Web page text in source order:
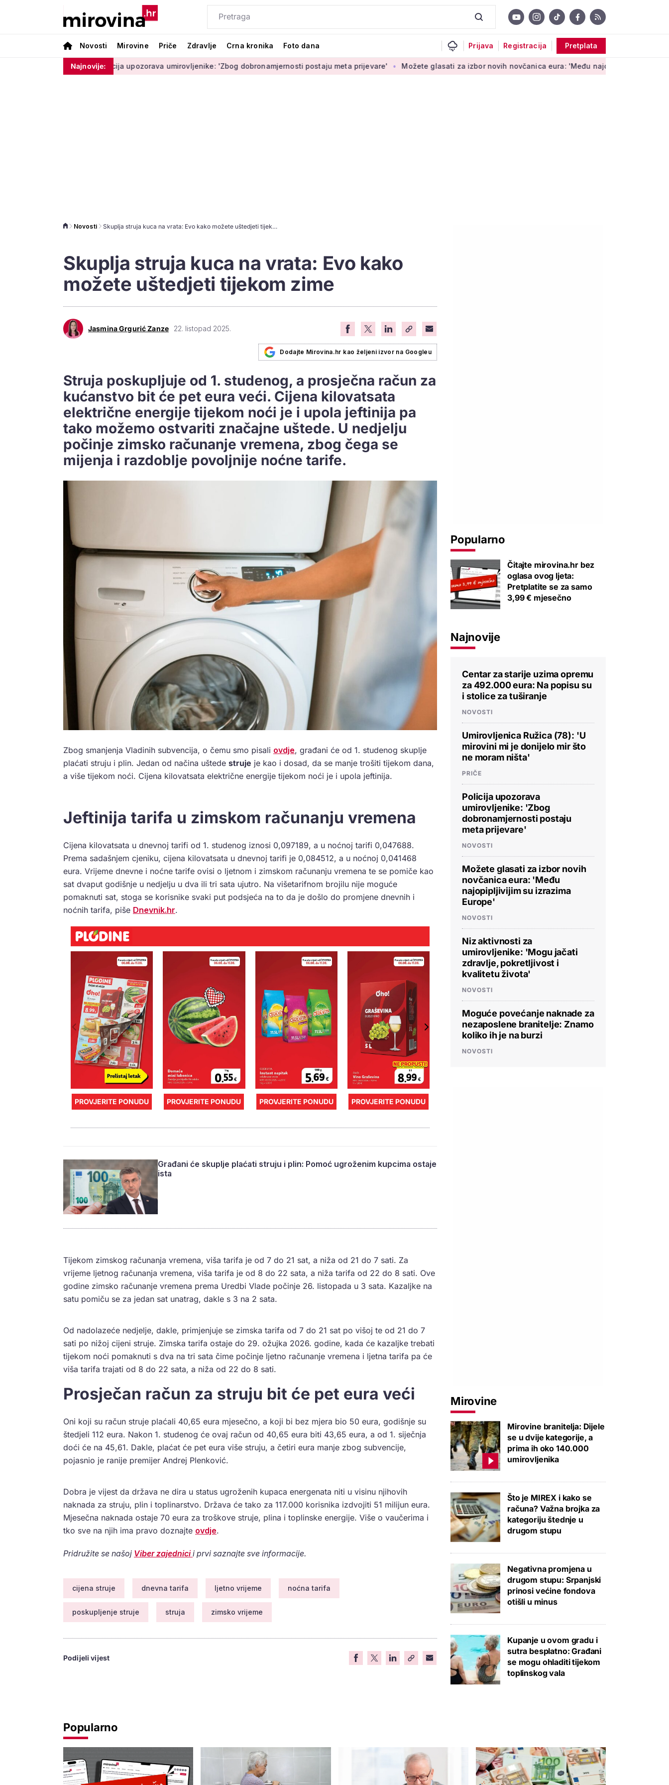
Novosti Mirovine Priče Zdravlje Crna kronika Foto dana Prijava Registracija Pretplata
Najnovije:
Policija upozorava umirovljenike: 'Zbog dobronamjernosti postaju meta prijevare' Možete glasati za izbor novih novčanica eura: 'Među najopipljivijim su izrazima Europe'
Novosti Skuplja struja kuca na vrata: Evo kako možete uštedjeti tijekom zime
Skuplja struja kuca na vrata: Evo kako
možete uštedjeti tijekom zime
Jasmina Grgurić Zanze 22. listopad 2025.
Dodajte Mirovina.hr kao željeni izvor na Googleu
Struja poskupljuje od 1. studenog, a prosječna račun za
kućanstvo bit će pet eura veći. Cijena kilovatsata
električne energije tijekom noći je i upola jeftinija pa
tako možemo ostvariti značajne uštede. U nedjelju
počinje zimsko računanje vremena, zbog čega se
mijenja i razdoblje povoljnije noćne tarife.
Zbog smanjenja Vladinih subvencija, o čemu smo pisali ovdje, građani će od 1. studenog skuplje
plaćati struju i plin. Jedan od načina uštede struje je kao i dosad, da se manje trošiti tijekom dana,
a više tijekom noći. Cijena kilovatsata električne energije tijekom noći je i upola jeftinija.
Jeftinija tarifa u zimskom računanju vremena
Cijena kilovatsata u dnevnoj tarifi od 1. studenog iznosi 0,097189, a u noćnoj tarifi 0,047688.
Prema sadašnjem cjeniku, cijena kilovatsata u dnevnoj tarifi je 0,084512, a u noćnoj 0,041468
eura. Vrijeme dnevne i noćne tarife ovisi o ljetnom i zimskom računanju vremena te se pomiče kao
sat dvaput godišnje u nedjelju u dva ili tri sata ujutro. Na višetarifnom brojilu nije moguće
pomaknuti sat, stoga se korisnike svaki put podsjeća na to da je došlo do promjene dnevnih i
noćnih tarifa, piše Dnevnik.hr.
PROVJERITE PONUDU PROVJERITE PONUDU PROVJERITE PONUDU PROVJERITE PONUDU
Građani će skuplje plaćati struju i plin: Pomoć ugroženim kupcima ostaje
ista
Tijekom zimskog računanja vremena, viša tarifa je od 7 do 21 sat, a niža od 21 do 7 sati. Za
vrijeme ljetnog računanja vremena, viša tarifa je od 8 do 22 sata, a niža tarifa od 22 do 8 sati. Ove
godine zimsko računanje vremena prema Uredbi Vlade počinje 26. listopada u 3 sata. Kazaljke na
satu pomiču se za jedan sat unatrag, dakle s 3 na 2 sata.
Od nadolazeće nedjelje, dakle, primjenjuje se zimska tarifa od 7 do 21 sat po višoj te od 21 do 7
sati po nižoj cijeni struje. Zimska tarifa ostaje do 29. ožujka 2026. godine, kada će kazaljke trebati
tijekom noći pomaknuti s dva na tri sata čime počinje ljetno računanje vremena i ljetna tarifa pa će
viša tarifa trajati od 8 do 22 sata, a niža od 22 do 8 sati.
Prosječan račun za struju bit će pet eura veći
Oni koji su račun struje plaćali 40,65 eura mjesečno, a koji bi bez mjera bio 50 eura, godišnje su
štedjeli 112 eura. Nakon 1. studenog će ovaj račun od 40,65 eura biti 43,65 eura, a od 1. siječnja
doći će na 45,61. Dakle, plaćat će pet eura više struju, a četiri eura manje zbog subvencije,
pojasnio je ranije premijer Andrej Plenković.
Dobra je vijest da država ne dira u status ugroženih kupaca energenata niti u visinu njihovih
naknada za struju, plin i toplinarstvo. Država će tako za 117.000 korisnika izdvojiti 51 milijun eura.
Mjesečna naknada ostaje 70 eura za troškove struje, plina i toplinske energije. Više o vaučerima i
tko sve na njih ima pravo doznajte ovdje.
Pridružite se našoj Viber zajednicii prvi saznajte sve informacije.
cijena struje dnevna tarifa ljetno vrijeme noćna tarifa
poskupljenje struje struja zimsko vrijeme
Podijeli vijest
Popularno
Čitajte mirovina.hr bez
oglasa ovog ljeta:
Pretplatite se za samo
3,99 € mjesečno
Najnovije
Centar za starije uzima opremu
za 492.000 eura: Na popisu su
i stolice za tuširanje
NOVOSTI
Umirovljenica Ružica (78): 'U
mirovini mi je donijelo mir što
ne moram ništa'
PRIČE
Policija upozorava
umirovljenike: 'Zbog
dobronamjernosti postaju
meta prijevare'
NOVOSTI
Možete glasati za izbor novih
novčanica eura: 'Među
najopipljivijim su izrazima
Europe'
NOVOSTI
Niz aktivnosti za
umirovljenike: 'Mogu jačati
zdravlje, pokretljivost i
kvalitetu života'
NOVOSTI
Moguće povećanje naknade za
nezaposlene branitelje: Znamo
koliko ih je na burzi
NOVOSTI
Mirovine
Mirovine branitelja: Dijele
se u dvije kategorije, a
prima ih oko 140.000
umirovljenika
Što je MIREX i kako se
računa? Važna brojka za
kategoriju štednje u
drugom stupu
Negativna promjena u
drugom stupu: Srpanjski
prinosi većine fondova
otišli u minus
Kupanje u ovom gradu i
sutra besplatno: Građani
se mogu ohladiti tijekom
toplinskog vala
Popularno